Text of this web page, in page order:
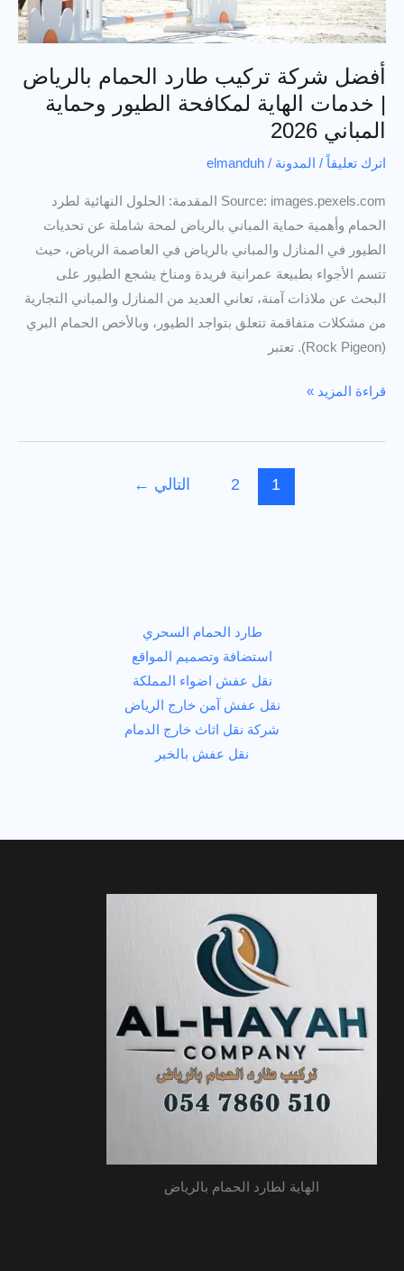
الطيور
أفضل شركة تركيب طارد الحمام بالرياض
| خدمات الهاية لمكافحة الطيور وحماية
المباني 2026
اترك تعليقاً / المدونة /
elmanduh
Source: images.pexels.com المقدمة: الحلول النهائية لطرد
الحمام وأهمية حماية المباني بالرياض لمحة شاملة عن تحديات
الطيور في المنازل والمباني بالرياض في العاصمة الرياض، حيث
تتسم الأجواء بطبيعة عمرانية فريدة ومناخ يشجع الطيور على
البحث عن ملاذات آمنة، تعاني العديد من المنازل والمباني التجارية
من مشكلات متفاقمة تتعلق بتواجد الطيور، وبالأخص الحمام البري
(Rock Pigeon). تعتبر
أفضل
تركيب
قراءة المزيد »
1
2 التالي ←
طارد الحمام السحري
استضافة وتصميم المواقع
نقل عفش اضواء المملكة
نقل عفش آمن خارج الرياض
شركة نقل اثاث خارج الدمام
نقل عفش بالخبر
الهاية لطارد الحمام بالرياض